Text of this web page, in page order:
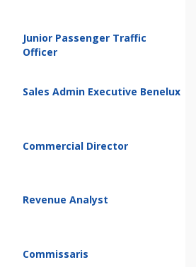
Junior Passenger Traffic
Officer
Sales Admin Executive Benelux
Commercial Director
Revenue Analyst
Commissaris